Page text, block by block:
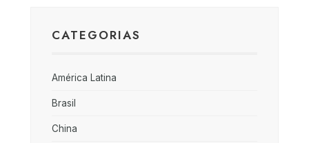
CATEGORIAS
América Latina
Brasil
China